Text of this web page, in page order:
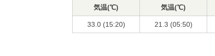
気温(℃)
気温(℃)
33.0 (15:20) 21.3 (05:50)